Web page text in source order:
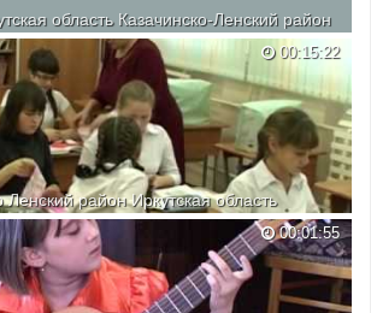
область Казачинско-Ленский район
00:15:22
Ленский район Иркутская область
00:01:55